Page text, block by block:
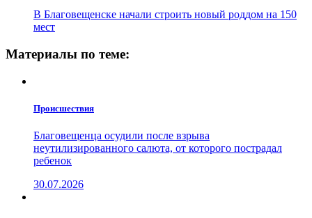
В Благовещенске начали строить новый роддом на 150
мест
Материалы по теме:
Проиcшествия
Благовещенца осудили после взрыва
неутилизированного салюта, от которого пострадал
ребенок
30.07.2026